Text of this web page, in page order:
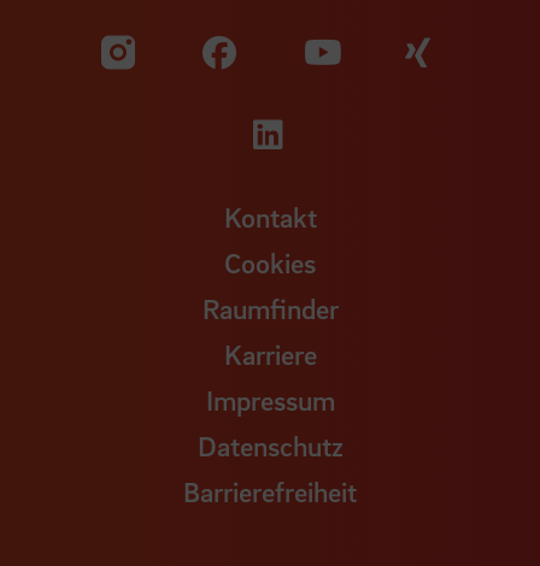
Zu unserer Facebook
Zu
Zu unserer
Kontakt
Cookies
Raumfinder
Karriere
Impressum
Datenschutz
Barrierefreiheit